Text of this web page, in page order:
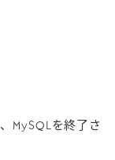
MySQLを終了さ